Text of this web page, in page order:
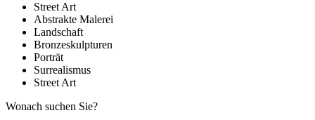
Street Art
Abstrakte Malerei
Landschaft
Bronzeskulpturen
Porträt
Surrealismus
Street Art
Wonach suchen Sie?